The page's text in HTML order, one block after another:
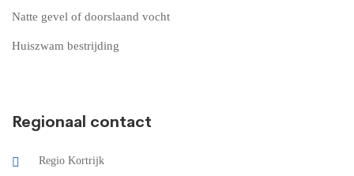
Natte gevel of doorslaand vocht
Huiszwam bestrijding
Regionaal contact
Regio Kortrijk